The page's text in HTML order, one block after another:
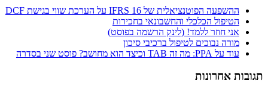
ההשפעה הפוטנציאלית של IFRS 16 על הערכת שווי בגישת DCF
הטיפול הכלכלי והחשבונאי בחכירות
אני חוזר ללמד! (לינק הרשמה בפוסט)
מורה נבוכים לטיפול ברכיבי סיכון
עוד על PPA: מה זה TAB וכיצד הוא מחושב? פוסט שני בסדרה
תגובות אחרונות